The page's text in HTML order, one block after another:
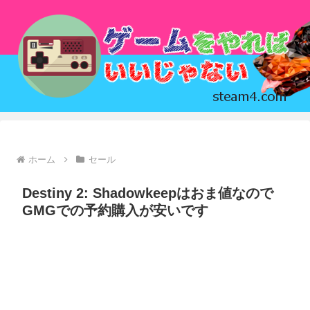
ホーム セール
Destiny 2: Shadowkeepはおま値なので
GMGでの予約購入が安いです